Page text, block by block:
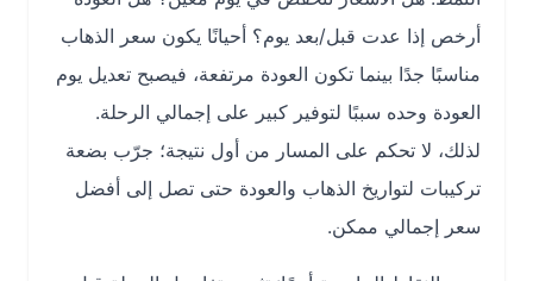
أرخص إذا عدت قبل/بعد يوم؟ أحيانًا يكون سعر الذهاب
مناسبًا جدًا بينما تكون العودة مرتفعة، فيصبح تعديل يوم
العودة وحده سببًا لتوفير كبير على إجمالي الرحلة.
لذلك، لا تحكم على المسار من أول نتيجة؛ جرّب بضعة
تركيبات لتواريخ الذهاب والعودة حتى تصل إلى أفضل
سعر إجمالي ممكن.